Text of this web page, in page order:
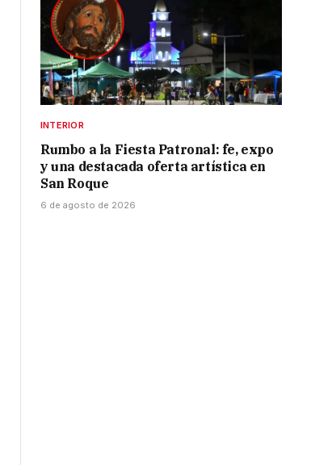
INTERIOR
Rumbo a la Fiesta Patronal: fe, expo
y una destacada oferta artística en
San Roque
6 de agosto de 2026